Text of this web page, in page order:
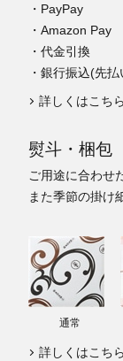
・PayPay
・Amazon Pay
・代金引換
・銀行振込(先払
詳しくはこちら
熨斗・梱包
ご用途に合わせ
また季節の掛け
通常
詳しくはこちら